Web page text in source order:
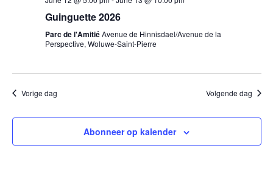
Guinguette 2026
Parc de l'AmitiéAvenue de Hinnisdael/Avenue de la
Perspective, Woluwe-Saint-Pierre
Vorige dag Volgende dag
Abonneer op kalender